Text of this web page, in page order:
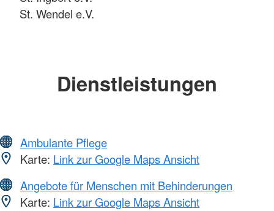
St. Wendel e.V.
Dienstleistungen
Ambulante Pflege
Karte: Link zur Google Maps Ansicht
Angebote für Menschen mit Behinderungen
Karte: Link zur Google Maps Ansicht